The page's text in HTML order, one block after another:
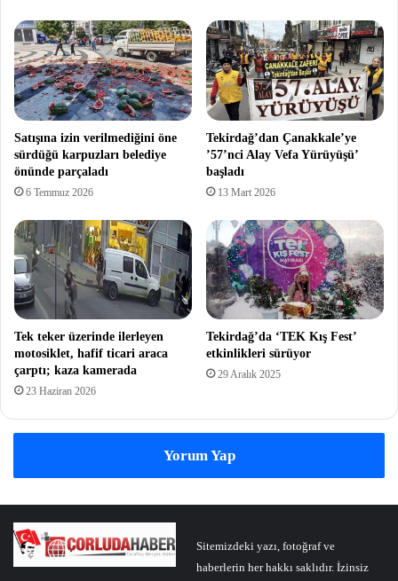
Satışına izin verilmediğini öne
sürdüğü karpuzları belediye
önünde parçaladı
6 Temmuz 2026
Tekirdağ’dan Çanakkale’ye
’57’nci Alay Vefa Yürüyüşü’
başladı
13 Mart 2026
Tek teker üzerinde ilerleyen
motosiklet, hafif ticari araca
çarptı; kaza kamerada
23 Haziran 2026
Tekirdağ’da ‘TEK Kış Fest’
etkinlikleri sürüyor
29 Aralık 2025
Yorum Yap
Sitemizdeki yazı, fotoğraf ve
haberlerin her hakkı saklıdır. İzinsiz